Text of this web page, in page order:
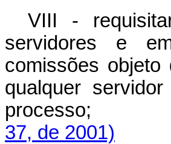
VIII -
servidores e
comissões
qualquer
37, de 2001)